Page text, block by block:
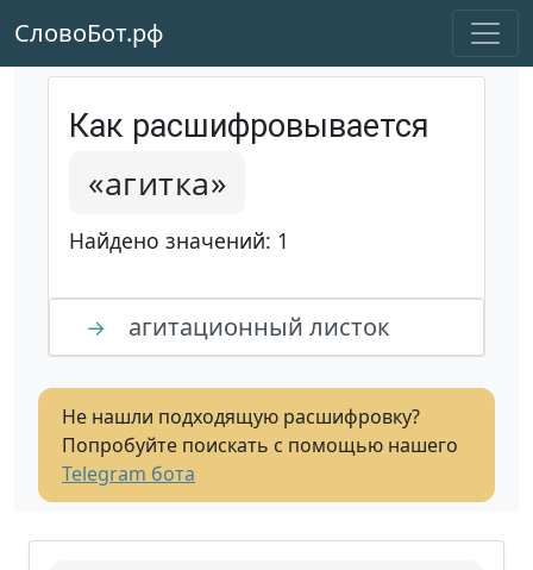
СловоБот.рф
Как расшифровывается
«агитка»
Найдено значений: 1
→ агитационный листок
Не нашли подходящую расшифровку?
Попробуйте поискать с помощью нашего
Telegram бота